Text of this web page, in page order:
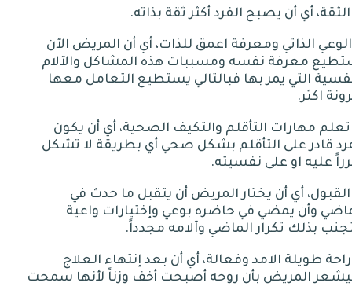
.
الوعي الذاتي ومعرفة اعمق للذات، أي أن المريض الآن
معرفة نفسه ومسببات هذه المشاكل والآلام
التي يمر بها فبالتالي يستطيع التعامل معها
اكثر.
تعلم مهارات التأقلم والتكيف الصحية، أي أن يكون
قادر على التأقلم بشكل صحي أي بطريقة لا تشكل
عليه او على نفسيته.
القبول، أي أن يختار المريض أن يتقبل ما حدث في
وأن يمضي في حاضره بوعي وإختيارات واعية
بذلك تكرار الماضي وآلامه مجدداً.
راحة طويلة الامد وفعالة، أي أن بعد إنتهاء العلاج
المريض بأن روحه أصبحت أخف وزناً لأنها سمحت